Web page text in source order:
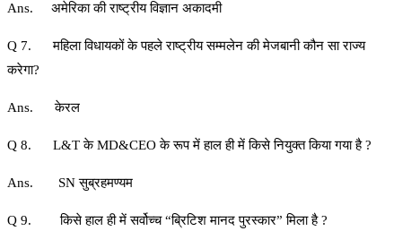
Ans. अमेरिका की राष्ट्रीय विज्ञान अकादमी
Q 7. महिला विधायकों के पहले राष्ट्रीय सम्मलेन की मेजबानी कौन सा राज्य
करेगा?
Ans. केरल
Q 8. L&T के MD&CEO के रूप में हाल ही में किसे नियुक्त किया गया है ?
Ans. SN सुब्रहमण्यम
Q 9. किसे हाल ही में सर्वोच्च “ब्रिटिश मानद पुरस्कार” मिला है ?